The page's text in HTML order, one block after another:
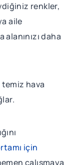
renkler,
aile
daha
temiz hava
için
çalışmaya